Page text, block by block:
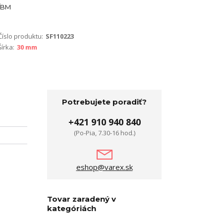
BM
produktu: SF110223
30 mm
Potrebujete poradiť?
+421 910 940 840
(Po-Pia, 7.30-16 hod.)
eshop@varex.sk
Tovar zaradený v
kategóriách